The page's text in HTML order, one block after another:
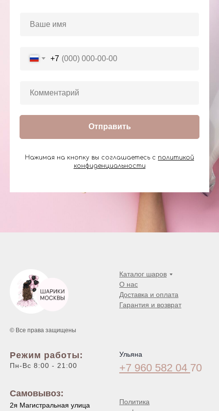
+7
Отправить
Нажимая на кнопку вы соглашаетесь с политикой
конфиденциальности
© Все права защищены
Каталог шаров
О нас
Доставка и оплата
Гарантия и возврат
Режим работы:
Пн-Вс 8:00 - 21:00
Самовывоз:
2я Магистральная улица
Ульяна
+7 960 582 04 70
Политика